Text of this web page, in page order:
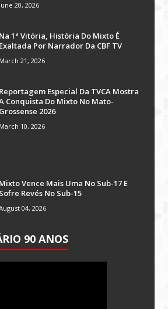
June 20, 2026
Na 1ª Vitória, História Do Mixto É
Exaltada Por Narrador Da CBF TV
March 21, 2026
Reportagem Especial Da TVCA Mostra
Conquista Do Mixto No Mato-
Grossense 2026
March 10, 2026
Mixto Vence Mais Uma No Sub-17 E
Sofre Revés No Sub-15
04, 2026
90 ANOS